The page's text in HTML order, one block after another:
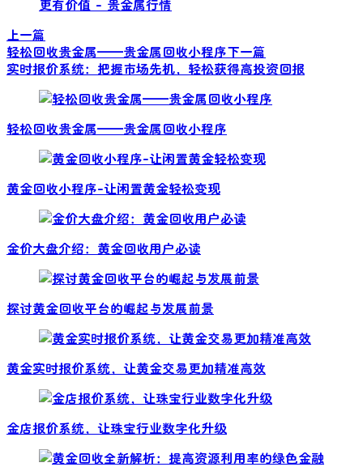
更有价值 - 贵金属行情
上一篇
轻松回收贵金属——贵金属回收小程序下一篇
实时报价系统：把握市场先机，轻松获得高投资回报
轻松回收贵金属——贵金属回收小程序
黄金回收小程序-让闲置黄金轻松变现
金价大盘介绍：黄金回收用户必读
探讨黄金回收平台的崛起与发展前景
黄金实时报价系统，让黄金交易更加精准高效
金店报价系统，让珠宝行业数字化升级